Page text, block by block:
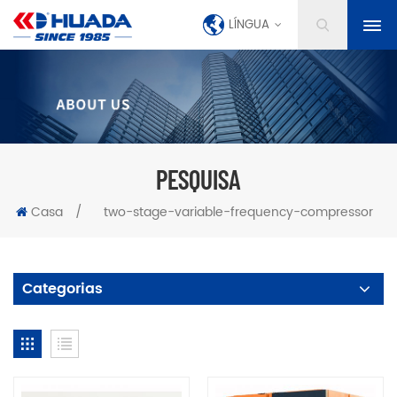
LÍNGUA
PESQUISA
Casa / two-stage-variable-frequency-compressor
Categorias